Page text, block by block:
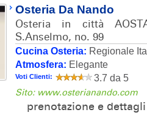
Osteria Da Nando
Osteria in città
S.Anselmo, no. 99
Cucina Osteria: Regionale
Atmosfera: Elegante
Voti Clienti: 3.7 da 5
Sito: www.osterianando.com
prenotazione e